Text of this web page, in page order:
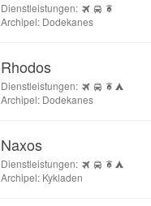
Dienstleistungen:
Archipel: Dodekanes
Rhodos
Dienstleistungen:
Archipel: Dodekanes
Naxos
Dienstleistungen:
Archipel: Kykladen